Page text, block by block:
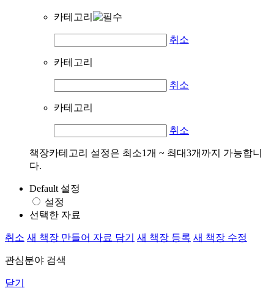
카테고리
취소
카테고리
취소
카테고리
취소
책장카테고리 설정은 최소1개 ~ 최대3개까지 가능합니
다.
Default 설정
설정
선택한 자료
취소 새 책장 만들어 자료 담기 새 책장 등록 새 책장 수정
관심분야 검색
닫기